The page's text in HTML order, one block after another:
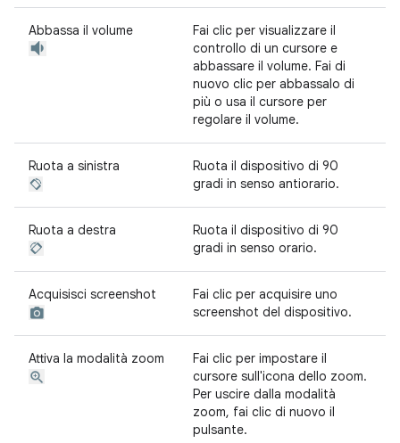
Abbassa il volume
Fai clic per visualizzare il
controllo di un cursore e
abbassare il volume. Fai di
nuovo clic per abbassalo di
più o usa il cursore per
regolare il volume.
Ruota a sinistra
Ruota il dispositivo di 90
gradi in senso antiorario.
Ruota a destra
Ruota il dispositivo di 90
gradi in senso orario.
Acquisisci screenshot
Fai clic per acquisire uno
screenshot del dispositivo.
Attiva la modalità zoom
Fai clic per impostare il
cursore sull'icona dello zoom.
Per uscire dalla modalità
zoom, fai clic di nuovo il
pulsante.